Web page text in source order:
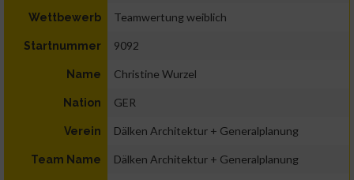
Wettbewerb Teamwertung weiblich
Startnummer 9092
Name Christine Wurzel
Nation GER
Verein Dälken Architektur + Generalplanung
Team Name Dälken Architektur + Generalplanung